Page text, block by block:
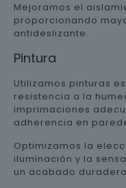
Mejoramos el
proporcionando
antideslizante.
Pintura
Utilizamos pinturas
resistencia a la
imprimaciones
adherencia en
Optimizamos la
iluminación y la
un acabado